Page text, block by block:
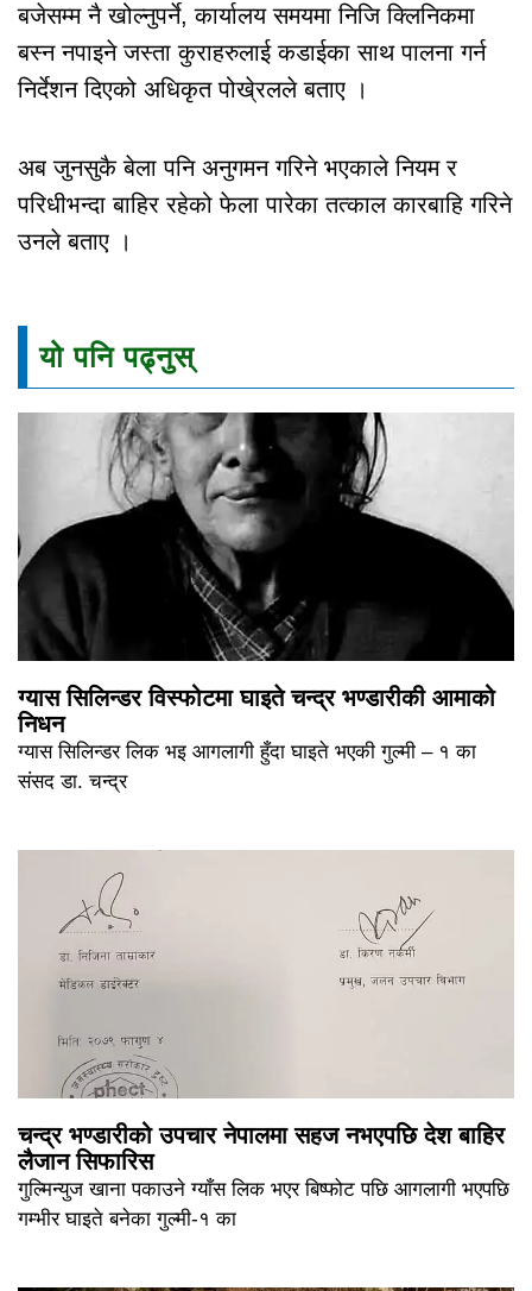
बजेसम्म नै खोल्नुपर्ने, कार्यालय समयमा निजि क्लिनिकमा
बस्न नपाइने जस्ता कुराहरुलाई कडाईका साथ पालना गर्न
निर्देशन दिएको अधिकृत पोखे्रलले बताए ।
अब जुनसुकै बेला पनि अनुगमन गरिने भएकाले नियम र
परिधीभन्दा बाहिर रहेको फेला पारेका तत्काल कारबाहि गरिने
उनले बताए ।
यो पनि पढ्नुस्
ग्यास सिलिन्डर विस्फोटमा घाइते चन्द्र भण्डारीकी आमाको
निधन
ग्यास सिलिन्डर लिक भइ आगलागी हुँदा घाइते भएकी गुल्मी – १ का
संसद डा. चन्द्र
चन्द्र भण्डारीको उपचार नेपालमा सहज नभएपछि देश बाहिर
लैजान सिफारिस
गुल्मिन्युज खाना पकाउने ग्याँस लिक भएर बिष्फोट पछि आगलागी भएपछि
गम्भीर घाइते बनेका गुल्मी-१ का